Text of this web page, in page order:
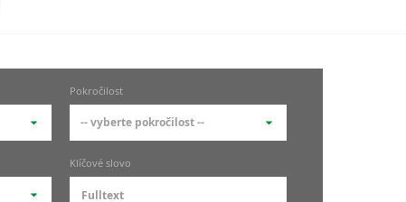
Pokročilost
-- vyberte pokročilost --
-- vyberte pokročilost --
Klíčové slovo